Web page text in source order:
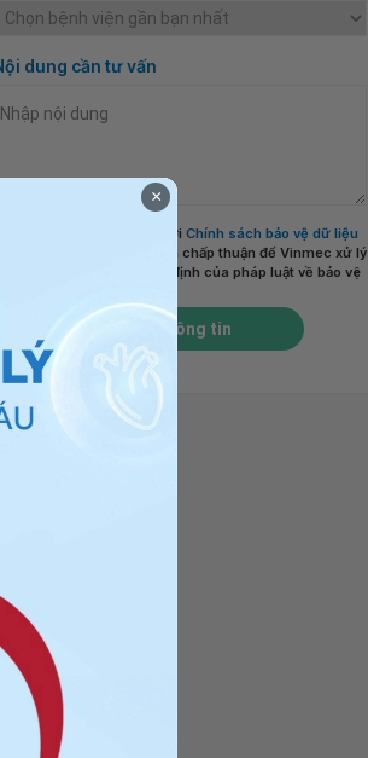
dung cần tư vấn
Tôi đã đọc và đồng ý với Chính sách bảo vệ dữ liệu
và chấp thuận để Vinmec xử lý
DLCN của tôi theo quy định của pháp luật về bảo vệ
Gửi thông tin
×